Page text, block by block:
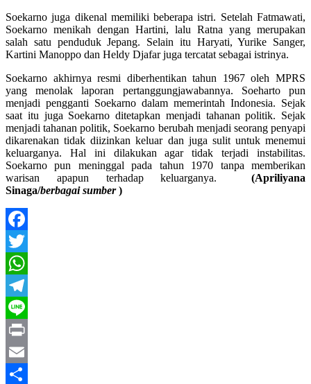
Soekarno juga dikenal memiliki beberapa istri. Setelah Fatmawati,
Soekarno menikah dengan Hartini, lalu Ratna yang merupakan
salah satu penduduk Jepang. Selain itu Haryati, Yurike Sanger,
Kartini Manoppo dan Heldy Djafar juga tercatat sebagai istrinya.
Soekarno akhirnya resmi diberhentikan tahun 1967 oleh MPRS
yang menolak laporan pertanggungjawabannya. Soeharto pun
menjadi pengganti Soekarno dalam memerintah Indonesia. Sejak
saat itu juga Soekarno ditetapkan menjadi tahanan politik. Sejak
menjadi tahanan politik, Soekarno berubah menjadi seorang penyapi
dikarenakan tidak diizinkan keluar dan juga sulit untuk menemui
keluarganya. Hal ini dilakukan agar tidak terjadi instabilitas.
Soekarno pun meninggal pada tahun 1970 tanpa memberikan
warisan apapun terhadap keluarganya.
(Apriliyana
Sinaga/berbagai sumber)
Facebook
Twitter
WhatsApp
Telegram
Line
Print
Email